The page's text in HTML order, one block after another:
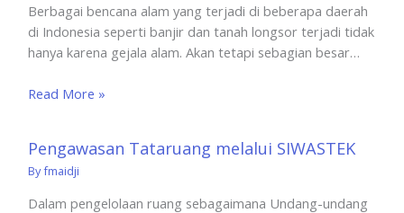
Berbagai bencana alam yang terjadi di beberapa daerah
di Indonesia seperti banjir dan tanah longsor terjadi tidak
hanya karena gejala alam. Akan tetapi sebagian besar…
Read More »
Pengawasan Tataruang melalui SIWASTEK
Byfmaidji
Dalam pengelolaan ruang sebagaimana Undang-undang